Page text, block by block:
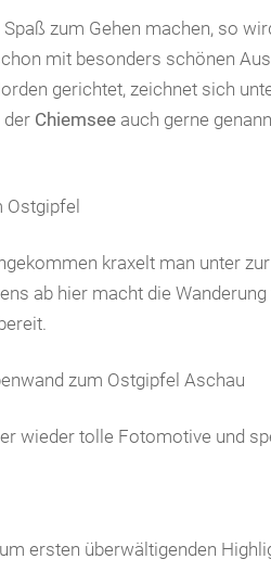
zum Gehen machen, so
mit besonders schönen
gerichtet, zeichnet sich
der Chiemsee auch gerne
kraxelt man unter
ab hier macht die
wieder tolle Fotomotive und
ersten überwältigenden